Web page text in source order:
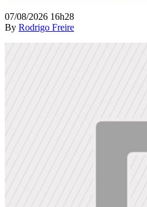
07/08/2026 16h28
By Rodrigo Freire